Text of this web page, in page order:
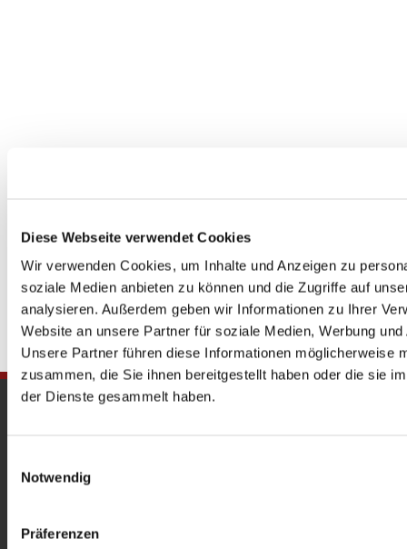
Diese Webseite verwendet Cookies
Wir verwenden Cookies, um Inhalte und Anzeigen zu
soziale Medien anbieten zu können und die Zugriffe auf
analysieren. Außerdem geben wir Informationen zu Ihrer
Website an unsere Partner für soziale Medien, Werbung
Unsere Partner führen diese Informationen möglicherweise
zusammen, die Sie ihnen bereitgestellt haben oder die sie
der Dienste gesammelt haben.
Notwendig
Präferenzen
Heckerdamm 230, 13627 Berlin |
Offene Kirche: Täglich 08-18 Uhr